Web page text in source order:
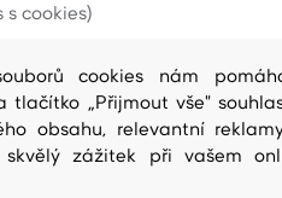
s cookies)
cookies nám
tlačítko „Přijmout vše"
obsahu, relevantní
zážitek při vašem